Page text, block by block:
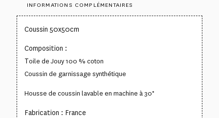
INFORMATIONS COMPLÉMENTAIRES
Coussin 50x50cm
Composition :
Toile de Jouy 100 % coton
Coussin de garnissage synthétique
Housse de coussin lavable en machine à 30°
Fabrication : France